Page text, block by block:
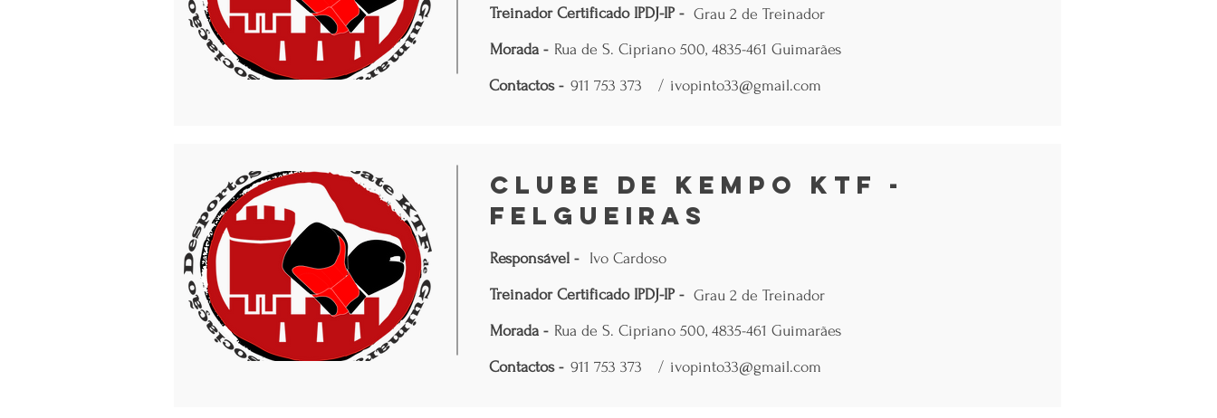
Treinador Certificado IPDJ-IP -
Morada - Rua de S. Cipriano 500, 4835-461 Guimarães
Grau 2 de Treinador
Contactos - 911 753 373 / ivopinto33@gmail.com
Clube de Kempo KTF -
Felgueiras
Responsável -
Treinador Certificado IPDJ-IP -
Morada - Rua de S. Cipriano 500, 4835-461 Guimarães
Grau 2 de Treinador
Ivo Cardoso
Contactos - 911 753 373 / ivopinto33@gmail.com